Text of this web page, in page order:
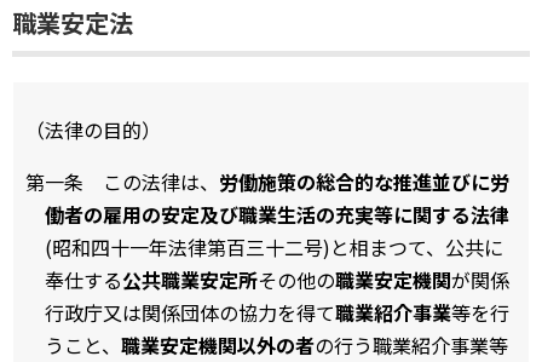
職業安定法
（法律の目的）
第一条 この法律は、 労働施策の総合的な推進並びに労
働者の雇用の安定及び職業生活の充実等に関する法律
(昭和四十一年法律第百三十二号)と相まつて、公共に
奉仕する公共職業安定所その他の職業安定機関が関係
行政庁又は関係団体の協力を得て職業紹介事業等を行
うこと、 職業安定機関以外の者の行う職業紹介事業等